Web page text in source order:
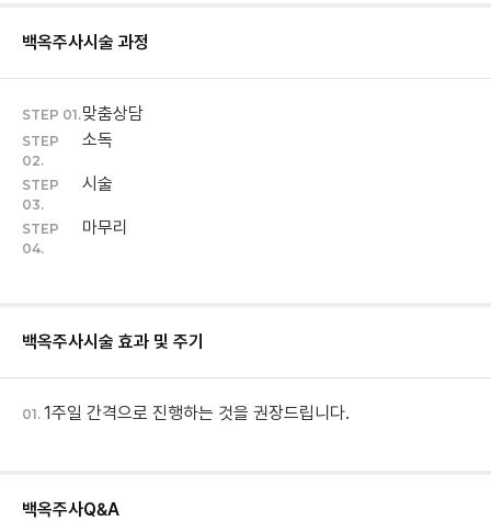
백옥주사시술 과정
STEP 01.맞춤상담
STEP
02.
소독
STEP
03.
시술
STEP
04.
마무리
백옥주사시술 효과 및 주기
01. 1주일 간격으로 진행하는 것을 권장드립니다.
백옥주사Q&A